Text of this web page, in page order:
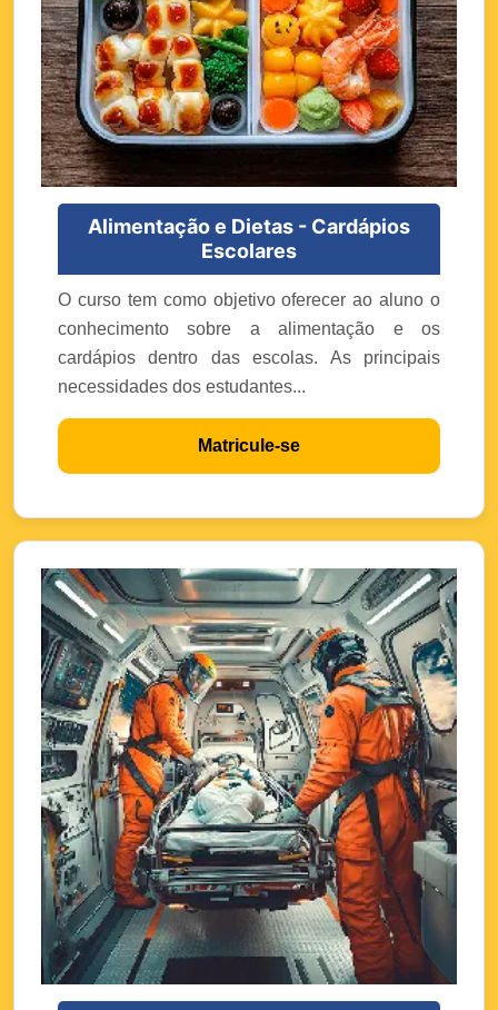
Alimentação e Dietas - Cardápios
Escolares
O curso tem como objetivo oferecer ao aluno o
conhecimento sobre a alimentação e os
cardápios dentro das escolas. As principais
necessidades dos estudantes...
Matricule-se